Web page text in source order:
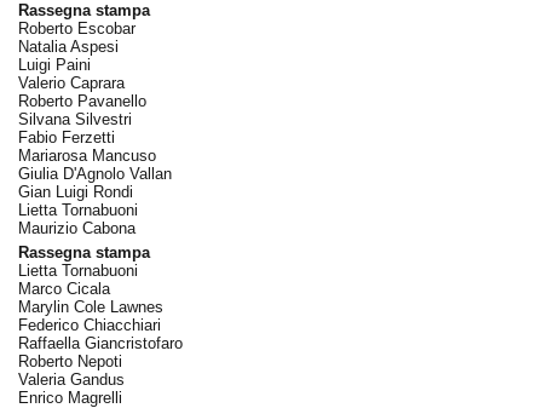
Rassegna stampa
Roberto Escobar
Natalia Aspesi
Luigi Paini
Valerio Caprara
Roberto Pavanello
Silvana Silvestri
Fabio Ferzetti
Mariarosa Mancuso
Giulia D'Agnolo Vallan
Gian Luigi Rondi
Lietta Tornabuoni
Maurizio Cabona
Rassegna stampa
Lietta Tornabuoni
Marco Cicala
Marylin Cole Lawnes
Federico Chiacchiari
Raffaella Giancristofaro
Roberto Nepoti
Valeria Gandus
Enrico Magrelli